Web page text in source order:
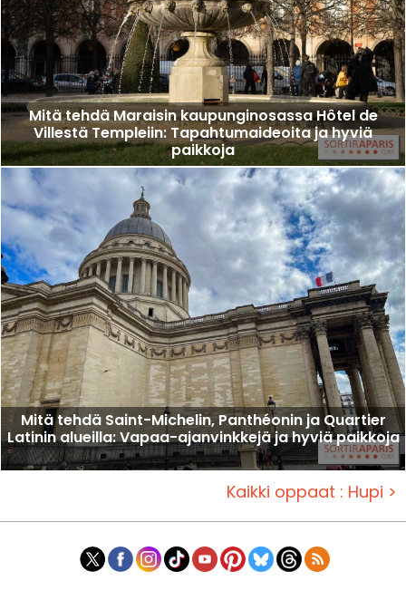
Mitä tehdä Maraisin kaupunginosassa Hôtel de
Villestä Templeiin: Tapahtumaideoita ja hyviä
paikkoja
Mitä tehdä Saint-Michelin, Panthéonin ja Quartier
Latinin alueilla: Vapaa-ajanvinkkejä ja hyviä paikkoja
Kaikki oppaat : Hupi >